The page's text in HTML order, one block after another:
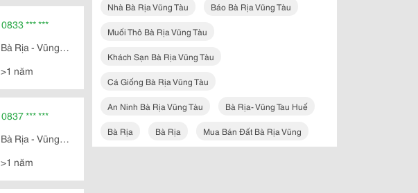
0833 *** ***
Bà Rịa - Vũng
>1 năm
0837 *** ***
Bà Rịa - Vũng
>1 năm
Nhà Bà Rịa Vũng Tàu Báo Bà Rịa Vũng Tàu
Muối Thô Bà Rịa Vũng Tàu
Khách Sạn Bà Rịa Vũng Tàu
Cá Giống Bà Rịa Vũng Tàu
An Ninh Bà Rịa Vũng Tàu Bà Rịa- Vũng Tau Huế
Bà Rịa Bà Rịa Mua Bán Đất Bà Rịa Vũng